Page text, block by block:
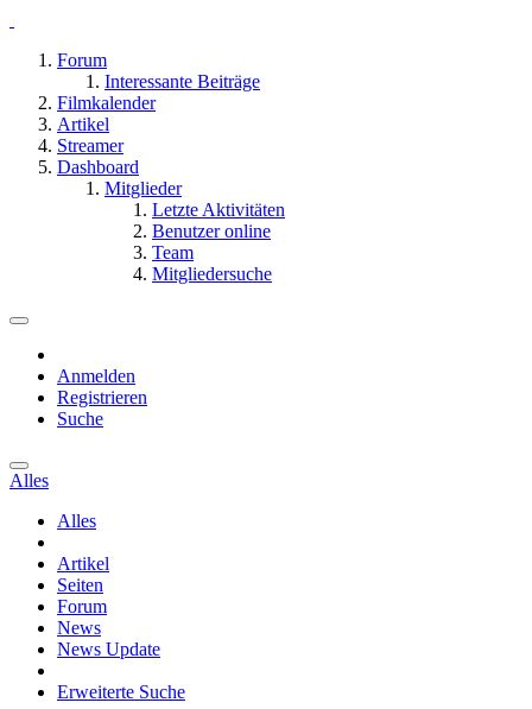
Forum
Interessante Beiträge
Filmkalender
Artikel
Streamer
Dashboard
Mitglieder
Letzte Aktivitäten
Benutzer online
Team
Mitgliedersuche
Anmelden
Registrieren
Suche
Alles
Alles
Artikel
Seiten
Forum
News
News Update
Erweiterte Suche